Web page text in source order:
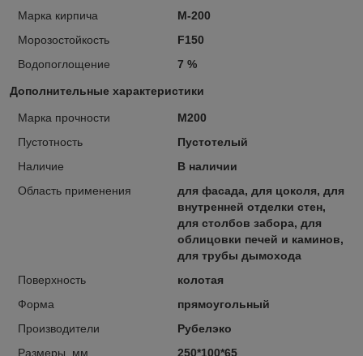
Марка кирпича
М-200
Морозостойкость
F150
Водопоглощение
7 %
Дополнительные характеристики
Марка прочности
М200
Пустотность
Пустотелый
Наличие
В наличии
Область применения
для фасада, для цоколя, для
внутренней отделки стен,
для столбов забора, для
облицовки печей и каминов,
для трубы дымохода
Поверхность
колотая
Форма
прямоугольный
Производители
Рубелэко
Размеры, мм
250*100*65